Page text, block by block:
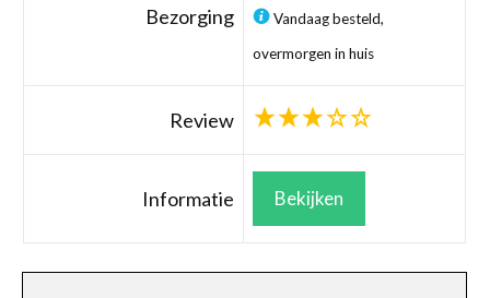
Bezorging
Vandaag besteld,
overmorgen in huis
Review
Informatie Bekijken